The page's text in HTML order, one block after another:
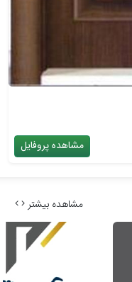
مشاهده پروفایل
مشاهده بیشتر